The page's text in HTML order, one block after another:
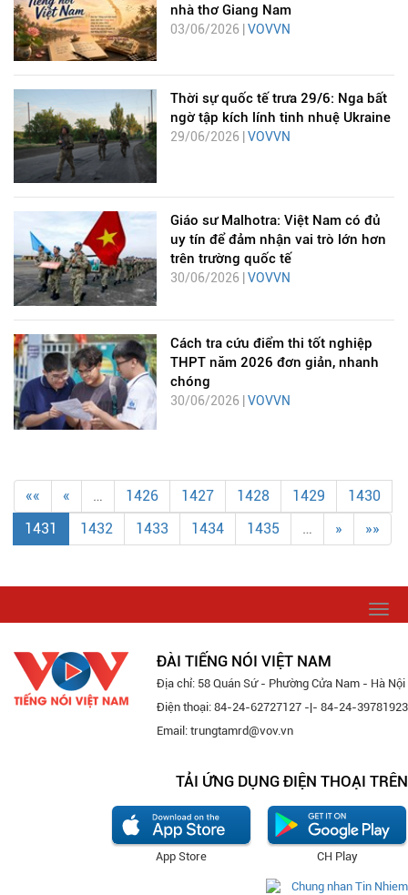
nhà thơ Giang Nam
03/06/2026 | VOVVN
Thời sự quốc tế trưa 29/6: Nga bất
ngờ tập kích lính tinh nhuệ Ukraine
29/06/2026 | VOVVN
Giáo sư Malhotra: Việt Nam có đủ
uy tín để đảm nhận vai trò lớn hơn
trên trường quốc tế
30/06/2026 | VOVVN
Cách tra cứu điểm thi tốt nghiệp
THPT năm 2026 đơn giản, nhanh
chóng
30/06/2026 | VOVVN
«« « … 1426 1427 1428 1429
1430
1431
1432 1433 1434 1435 … » »»
ĐÀI TIẾNG NÓI VIỆT NAM
Địa chỉ: 58 Quán Sứ - Phường Cửa Nam - Hà Nội
Điện thoại: 84-24-62727127 -|- 84-24-39781923
Email: trungtamrd@vov.vn
TẢI ỨNG DỤNG ĐIỆN THOẠI TRÊN
CH Play
App Store